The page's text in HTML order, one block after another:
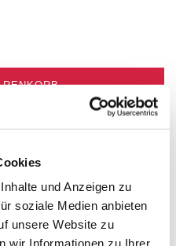
und Anzeigen zu
soziale Medien anbieten
unsere Website zu
wir Informationen zu Ihrer
Spielgefährten für die
Greifling Wal mit Rassel